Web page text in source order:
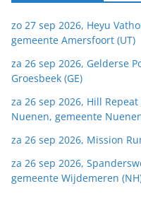
zo 27 sep 2026, Heyu
gemeente Amersfoort (UT)
za 26 sep 2026, Gelderse
Groesbeek (GE)
za 26 sep 2026, Hill
Nuenen, gemeente
za 26 sep 2026, Mission
za 26 sep 2026,
gemeente Wijdemeren